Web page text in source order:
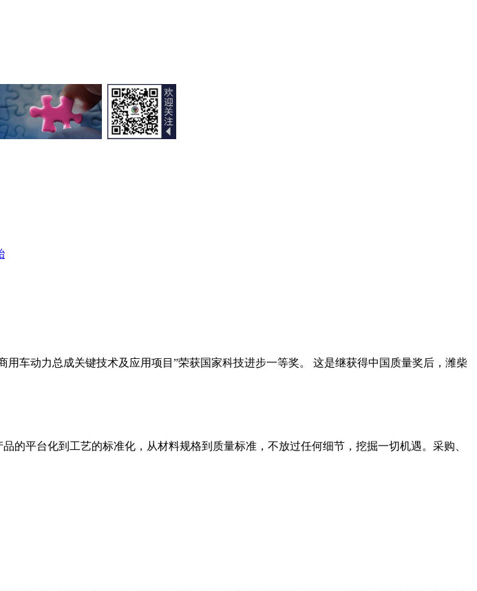
车动力总成关键技术及应用项目”荣获国家科技进步一等奖。 这是继获得中国质量奖后，潍柴
平台化到工艺的标准化，从材料规格到质量标准，不放过任何细节，挖掘一切机遇。采购、